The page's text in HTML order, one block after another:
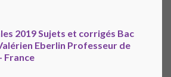
2019 Sujets et corrigés Bac
Eberlin Professeur de
France